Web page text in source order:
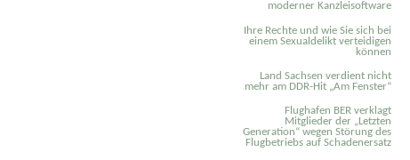
moderner Kanzleisoftware
Ihre Rechte und wie Sie sich bei
einem Sexual­delikt verteidigen
können
Land Sachsen verdient nicht
mehr am DDR-Hit „Am Fenster“
Flughafen BER verklagt
Mitglieder der „Letzten
Generation“ wegen Störung des
Flugbetriebs auf Schadenersatz